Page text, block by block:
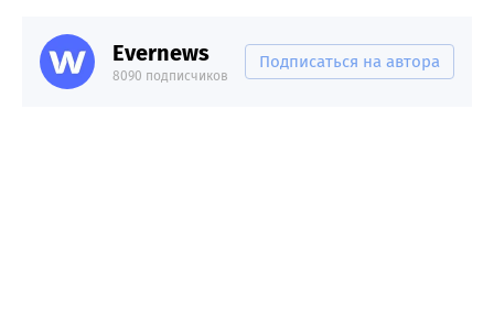
Evernews
8090 подписчиков
Подписаться на автора